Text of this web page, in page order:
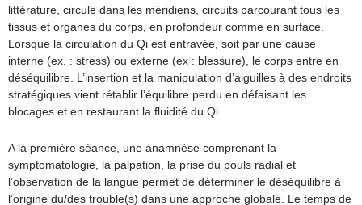
littérature, circule dans les méridiens, circuits parcourant tous les
tissus et organes du corps, en profondeur comme en surface.
Lorsque la circulation du Qi est entravée, soit par une cause
interne (ex. : stress) ou externe (ex : blessure), le corps entre en
déséquilibre. L’insertion et la manipulation d’aiguilles à des endroits
stratégiques vient rétablir l’équilibre perdu en défaisant les
blocages et en restaurant la fluidité du Qi.
A la première séance, une anamnèse comprenant la
symptomatologie, la palpation, la prise du pouls radial et
l’observation de la langue permet de déterminer le déséquilibre à
l’origine du/des trouble(s) dans une approche globale. Le temps de